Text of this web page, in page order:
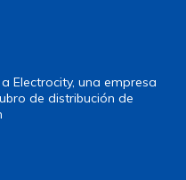
Electrocity, una empresa
de distribución de